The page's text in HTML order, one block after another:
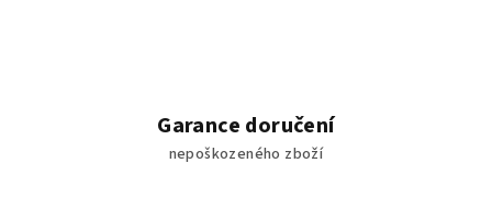
Garance doručení
nepoškozeného zboží